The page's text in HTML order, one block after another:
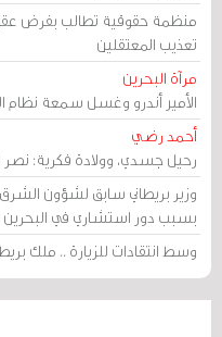
منظمة حقوقية تطالب بفرض
تعذيب المعتقلين
مرآة البحرين
الأمير أندرو وغسل سمعة نظام
أحمد رضي
رحيل جسدي، وولادة فكرية: نصر
وزير بريطاني سابق لشؤون
بسبب دور استشاري في البحرين
وسط انتقادات للزيارة .. ملك